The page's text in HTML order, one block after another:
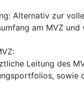
Alternativ zur
am MVZ
Leitung des